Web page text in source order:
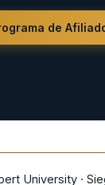
de
University ·